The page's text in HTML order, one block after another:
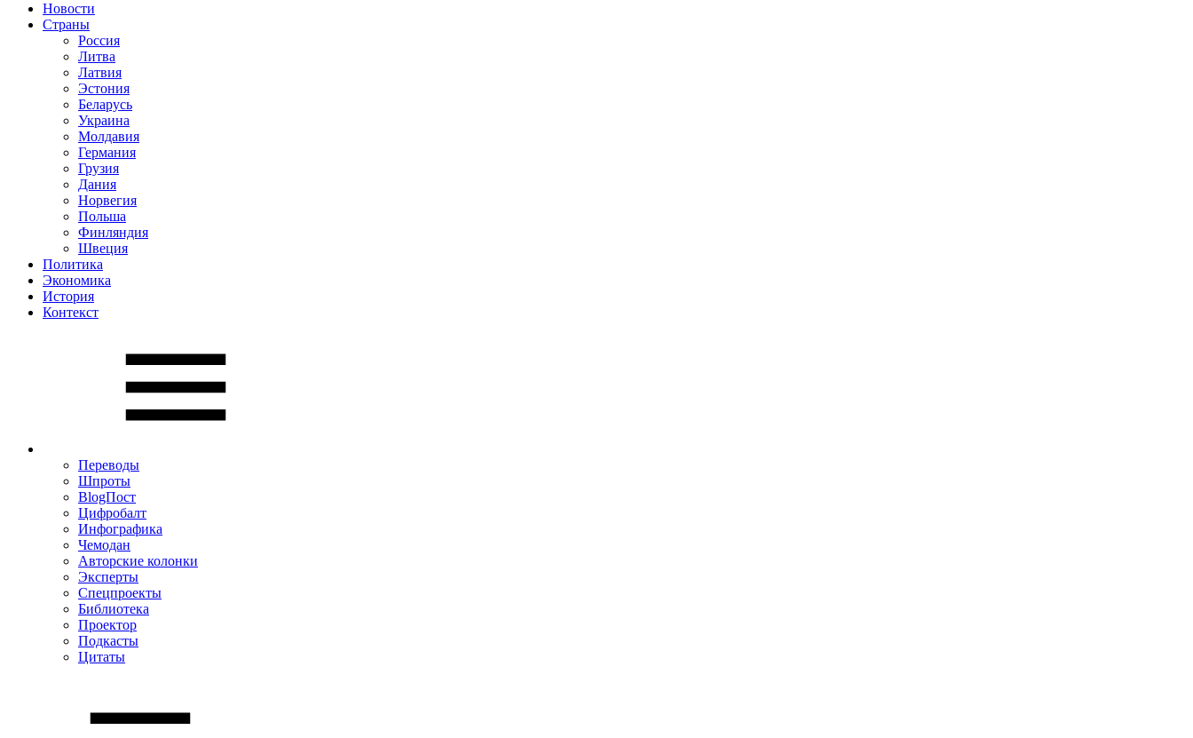
Новости
Страны
Россия
Литва
Латвия
Эстония
Беларусь
Украина
Молдавия
Германия
Грузия
Дания
Норвегия
Польша
Финляндия
Швеция
Политика
Экономика
История
Контекст
Переводы
Шпроты
BlogПост
Цифробалт
Инфографика
Чемодан
Авторские колонки
Эксперты
Спецпроекты
Библиотека
Проектор
Подкасты
Цитаты